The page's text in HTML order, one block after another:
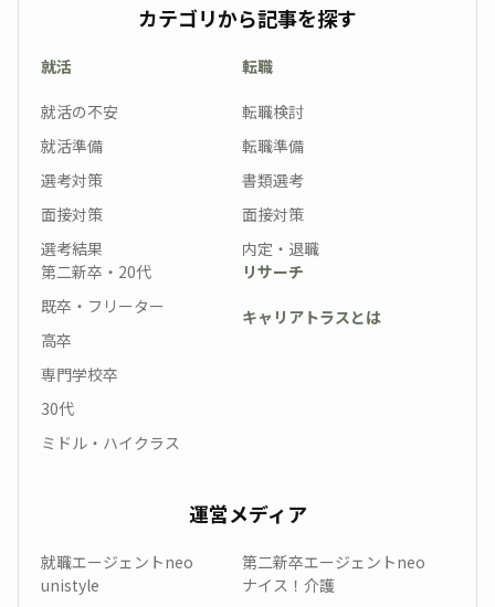
カテゴリから記事を探す
就活
就活の不安
就活準備
選考対策
面接対策
選考結果
転職
転職検討
転職準備
書類選考
面接対策
内定・退職
第二新卒・20代
既卒・フリーター
高卒
専門学校卒
30代
ミドル・ハイクラス
リサーチ
キャリアトラスとは
運営メディア
就職エージェントneo
第二新卒エージェントneo
unistyle
ナイス！介護